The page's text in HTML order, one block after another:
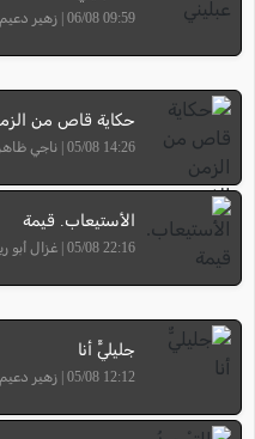
09:59 06/08 | زهير دعيم
حكاية قاص من
14:26 05/08 | ناجي ظاهر
الأستيعاب. قيمة
22:16 05/08 | غزال أبو ريا
جليليٌّ أنا
12:12 05/08 | زهير دعيم